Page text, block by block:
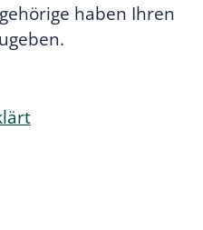
haben Ihren